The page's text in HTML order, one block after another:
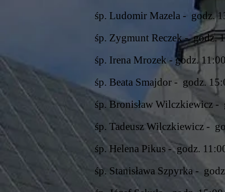
śp. Ludomir Mazela - godz.
śp. Zygmunt Reczek - godz.
śp. Irena Mrozek - godz.
śp. Beata Smajdor - godz.
śp. Bronisław Wilczkiewicz -
śp. Tadeusz Wilczkiewicz -
śp. Helena Pikus - godz.
śp. Stanisława Szpyrka -